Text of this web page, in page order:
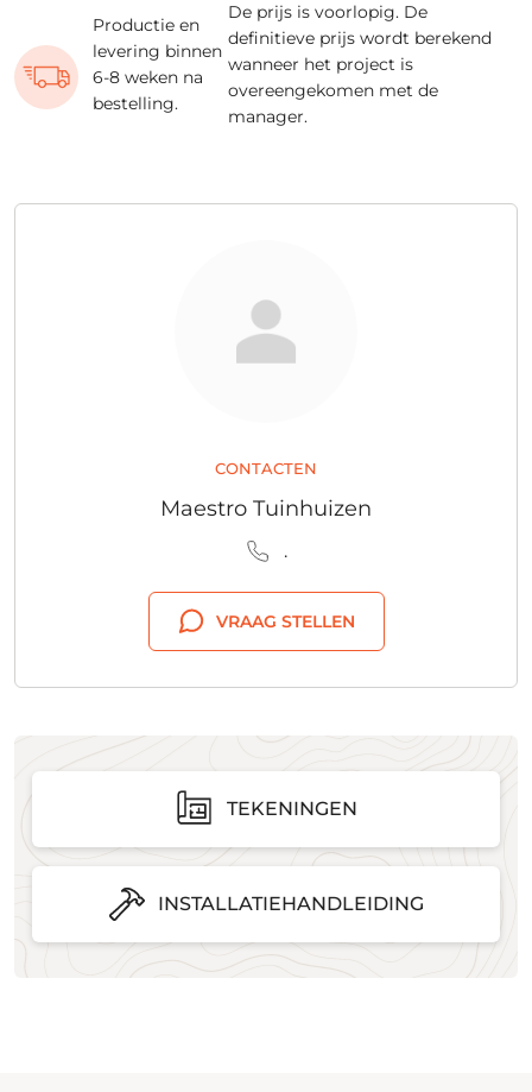
Productie en
levering binnen
6-8 weken na
bestelling.
De prijs is voorlopig. De
definitieve prijs wordt berekend
wanneer het project is
overeengekomen met de
manager.
CONTACTEN
Maestro Tuinhuizen
.
VRAAG STELLEN
TEKENINGEN
INSTALLATIEHANDLEIDING